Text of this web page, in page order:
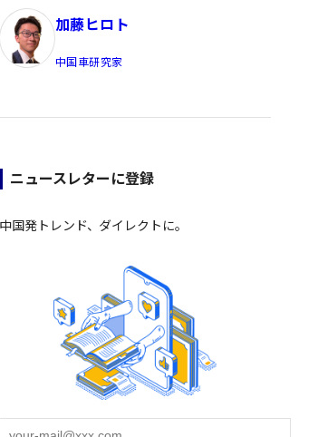
加藤ヒロト
中国車研究家
ニュースレターに登録
中国発トレンド、ダイレクトに。